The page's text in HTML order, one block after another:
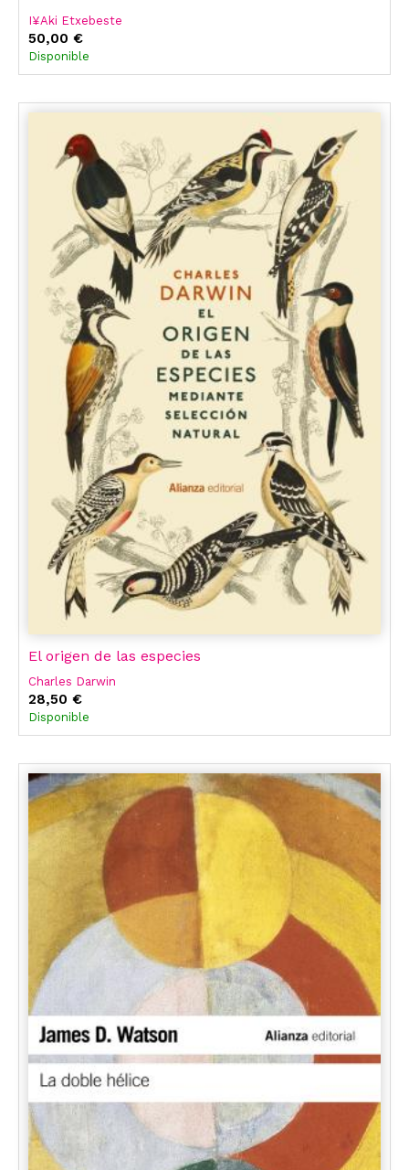
I¥Aki Etxebeste
50,00 €
Disponible
El origen de las especies
Charles Darwin
28,50 €
Disponible